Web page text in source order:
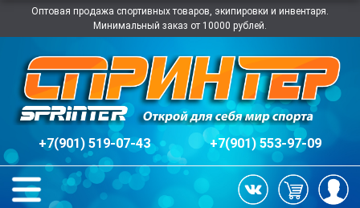
Оптовая продажа спортивных товаров, экипировки и инвентаря.
Минимальный заказ от 10000 рублей.
+7(901) 519-07-43 +7(901) 553-97-09